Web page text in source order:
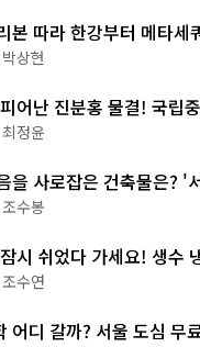
본 따라 한강부터 메타
15코스
상현
어난 진분홍 물결! 국립
정윤
을 사로잡은 건축물은? '
!수봉
시 쉬었다 가세요! 생수
터까지
수연
어디 갈까? 서울 도심 무